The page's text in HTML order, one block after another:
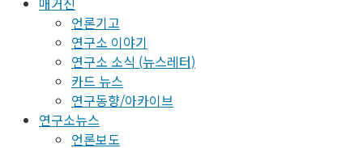
언론기고
연구소 이야기
연구소 소식 (뉴스레터)
카드 뉴스
연구동향/아카이브
연구소뉴스
언론보도